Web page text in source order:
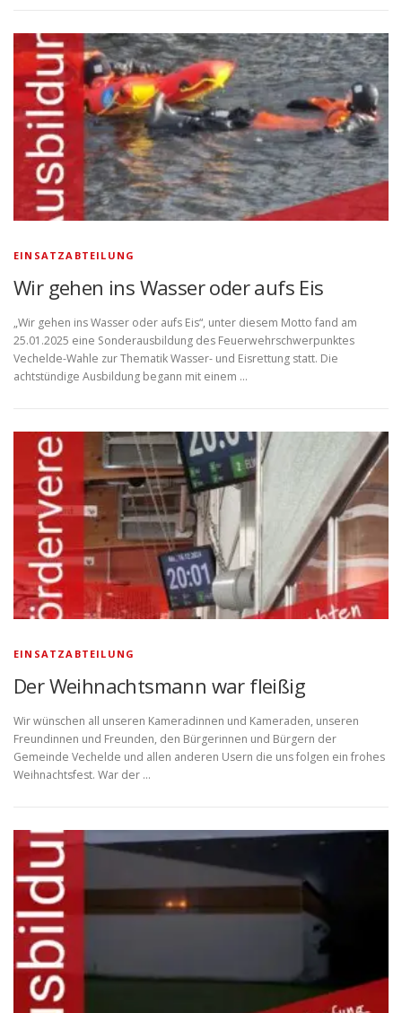
EINSATZABTEILUNG
Wir gehen ins Wasser oder aufs Eis
„Wir gehen ins Wasser oder aufs Eis“, unter diesem Motto fand am
25.01.2025 eine Sonderausbildung des Feuerwehrschwerpunktes
Vechelde-Wahle zur Thematik Wasser- und Eisrettung statt. Die
achtstündige Ausbildung begann mit einem …
EINSATZABTEILUNG
Der Weihnachtsmann war fleißig
Wir wünschen all unseren Kameradinnen und Kameraden, unseren
Freundinnen und Freunden, den Bürgerinnen und Bürgern der
Gemeinde Vechelde und allen anderen Usern die uns folgen ein frohes
Weihnachtsfest. War der …